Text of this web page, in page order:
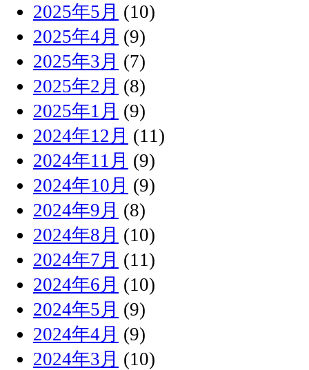
2025年5月 (10)
2025年4月 (9)
2025年3月 (7)
2025年2月 (8)
2025年1月 (9)
2024年12月 (11)
2024年11月 (9)
2024年10月 (9)
2024年9月 (8)
2024年8月 (10)
2024年7月 (11)
2024年6月 (10)
2024年5月 (9)
2024年4月 (9)
2024年3月 (10)